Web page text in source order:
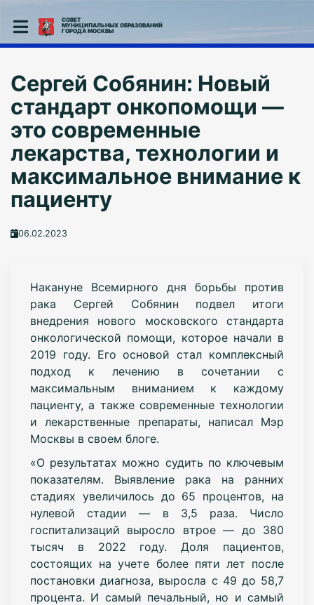
СОВЕТ
МУНИЦИПАЛЬНЫХ ОБРАЗОВАНИЙ
ГОРОДА МОСКВЫ
Сергей Собянин: Новый
стандарт онкопомощи —
это современные
лекарства, технологии и
максимальное внимание к
пациенту
06.02.2023
Накануне Всемирного дня борьбы против
рака Сергей Собянин подвел итоги
внедрения нового московского стандарта
онкологической помощи, которое начали в
2019 году. Его основой стал комплексный
подход к лечению в сочетании с
максимальным вниманием к каждому
пациенту, а также современные технологии
и лекарственные препараты, написал Мэр
Москвы в своем блоге.
«О результатах можно судить по ключевым
показателям. Выявление рака на ранних
стадиях увеличилось до 65 процентов, на
нулевой стадии — в 3,5 раза. Число
госпитализаций выросло втрое — до 380
тысяч в 2022 году. Доля пациентов,
состоящих на учете более пяти лет после
постановки диагноза, выросла с 49 до 58,7
процента. И самый печальный, но и самый